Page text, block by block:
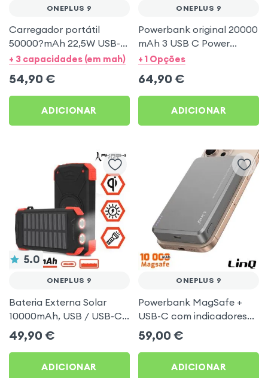
ONEPLUS 9
Carregador portátil
50000?mAh 22,5W USB-C
+ 4× USB com alça –
+ 3 capacidades (em mah)
54,90 €
ADICIONAR
ONEPLUS 9
Powerbank original 20000
mAh 3 USB C Power
Delivery 45W Samsung
+ 1 Opções
64,90 €
ADICIONAR
5.0
ONEPLUS 9
Bateria Externa Solar
10000mAh, USB / USB-C
+ Carregamento Sem Fio,
Antichoques, Lanterna,
Akashi - Preto para
OnePlus 9
49,90 €
ADICIONAR
ONEPLUS 9
Powerbank MagSafe +
USB-C com indicadores
LED - LinQ Prata
59,00 €
ADICIONAR